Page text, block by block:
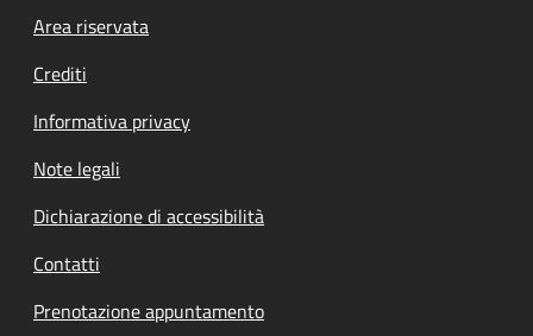
Footer menu
Area riservata
Crediti
Informativa privacy
Note legali
Dichiarazione di accessibilità
Contatti
Prenotazione appuntamento